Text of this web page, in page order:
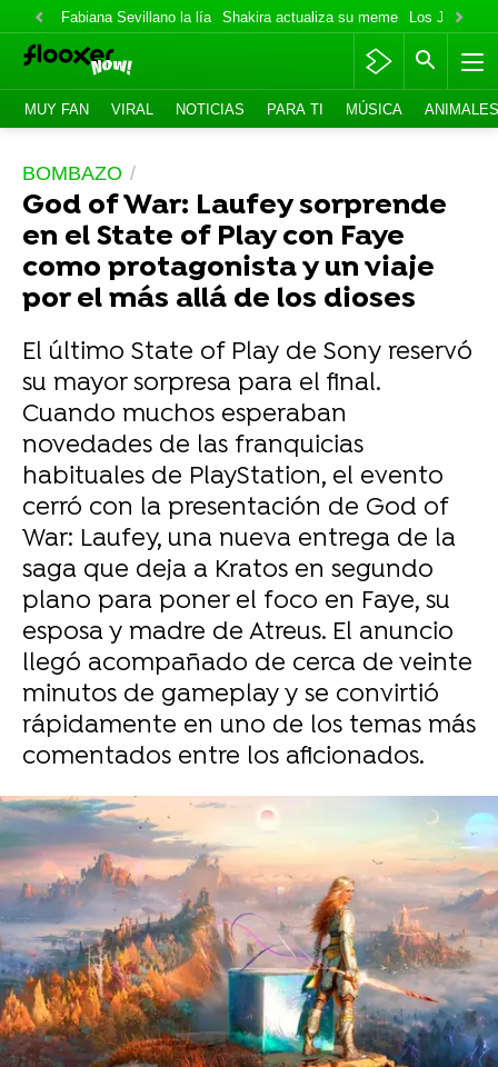
Fabiana Sevillano la lía Shakira actualiza su meme Los Jonas
MUY FAN VIRAL NOTICIAS PARA TI MÚSICA ANIMALES
BOMBAZO
God of War: Laufey sorprende
en el State of Play con Faye
como protagonista y un viaje
por el más allá de los dioses
El último State of Play de Sony reservó
su mayor sorpresa para el final.
Cuando muchos esperaban
novedades de las franquicias
habituales de PlayStation, el evento
cerró con la presentación de God of
War: Laufey, una nueva entrega de la
saga que deja a Kratos en segundo
plano para poner el foco en Faye, su
esposa y madre de Atreus. El anuncio
llegó acompañado de cerca de veinte
minutos de gameplay y se convirtió
rápidamente en uno de los temas más
comentados entre los aficionados.